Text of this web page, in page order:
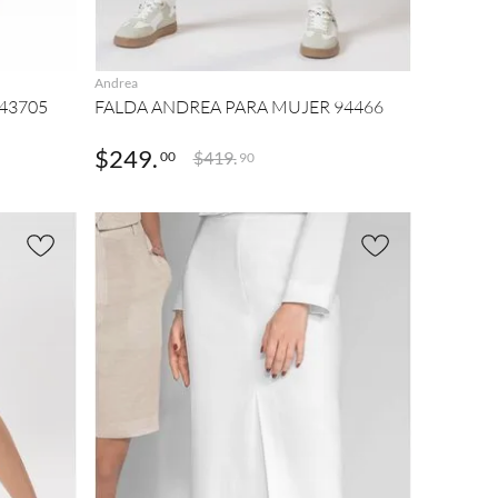
Andrea
FALDA ANDREA PARA MUJER 94466
$249. 00 $419. 90